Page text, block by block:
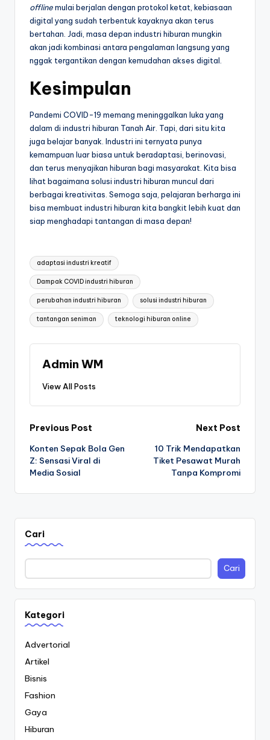
offlinemulai berjalan dengan protokol ketat, kebiasaan
digital yang sudah terbentuk kayaknya akan terus
bertahan. Jadi, masa depan industri hiburan mungkin
akan jadi kombinasi antara pengalaman langsung yang
nggak tergantikan dengan kemudahan akses digital.
Kesimpulan
Pandemi COVID-19 memang meninggalkan luka yang
dalam di industri hiburan Tanah Air. Tapi, dari situ kita
juga belajar banyak. Industri ini ternyata punya
kemampuan luar biasa untuk beradaptasi, berinovasi,
dan terus menyajikan hiburan bagi masyarakat. Kita bisa
lihat bagaimana solusi industri hiburan muncul dari
berbagai kreativitas. Semoga saja, pelajaran berharga ini
bisa membuat industri hiburan kita bangkit lebih kuat dan
siap menghadapi tantangan di masa depan!
Tags:
adaptasi industri kreatif
Dampak COVID industri hiburan
perubahan industri hiburan solusi industri hiburan
tantangan seniman teknologi hiburan online
Admin WM
View All Posts
Post
navigation
Previous Post
Konten Sepak Bola Gen
Z: Sensasi Viral di
Media Sosial
Next Post
10 Trik Mendapatkan
Tiket Pesawat Murah
Tanpa Kompromi
Cari
Cari
Kategori
Advertorial
Artikel
Bisnis
Fashion
Gaya
Hiburan